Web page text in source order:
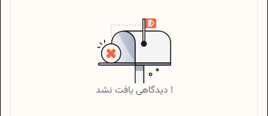
دیدگاهی یافت نشد !